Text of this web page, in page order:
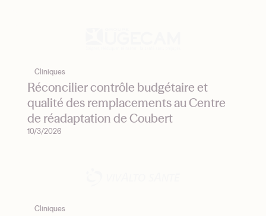
Cliniques
Réconcilier contrôle budgétaire et
qualité des remplacements au Centre
de réadaptation de Coubert
10/3/2026
Cliniques